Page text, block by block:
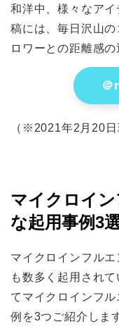
和洋中、様々なア
稿には、毎日沢山
ロワーとの距離感の
＠
（※2021年2月20日
マイクロイ
な起用事例3
マイクロインフル
も数多く起用され
てマイクロインフ
例を3つご紹介しま